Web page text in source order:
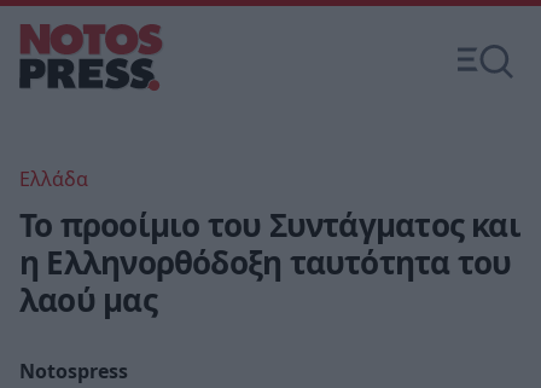
Ελλάδα
Το προοίμιο του Συντάγματος και
η Ελληνορθόδοξη ταυτότητα του
λαού μας
Notospress